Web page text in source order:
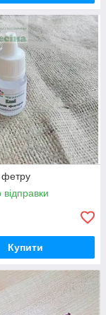
Купити